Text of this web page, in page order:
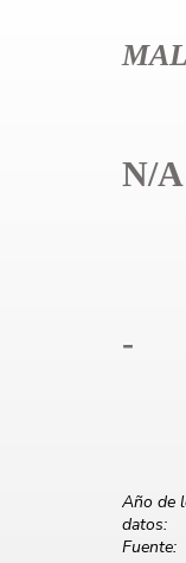
N/A
-
Año de
datos:
Fuente: